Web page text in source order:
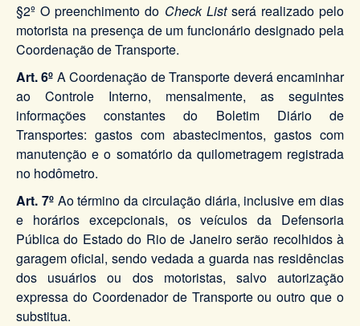
§2º O preenchimento do Check Listserá realizado pelo
motorista na presença de um funcionário designado pela
Coordenação de Transporte.
Art. 6º A Coordenação de Transporte deverá encaminhar
ao Controle Interno, mensalmente, as seguintes
informações constantes do Boletim Diário de
Transportes: gastos com abastecimentos, gastos com
manutenção e o somatório da quilometragem registrada
no hodômetro.
Art. 7ºAo término da circulação diária, inclusive em dias
e horários excepcionais, os veículos da Defensoria
Pública do Estado do Rio de Janeiro serão recolhidos à
garagem oficial, sendo vedada a guarda nas residências
dos usuários ou dos motoristas, salvo autorização
expressa do Coordenador de Transporte ou outro que o
substitua.